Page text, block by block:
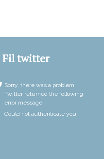
Fil twitter
Sorry, there was a problem.
Twitter returned the following
error message:
Could not authenticate you.